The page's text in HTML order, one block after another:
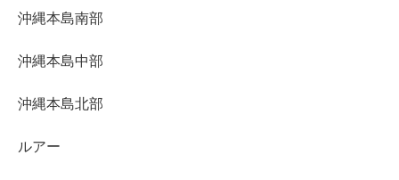
沖縄本島南部
沖縄本島中部
沖縄本島北部
ルアー